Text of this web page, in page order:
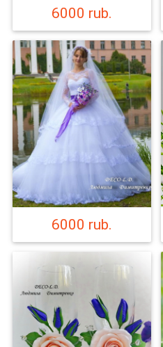
6000 rub.
6000 rub.